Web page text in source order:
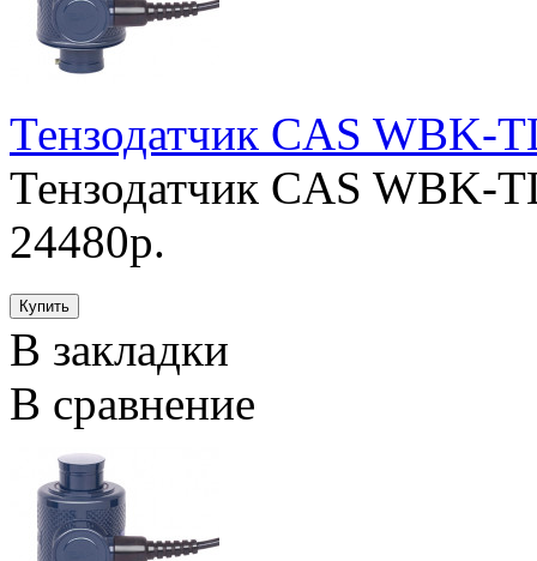
Тензодатчик CAS WBK-
Тензодатчик CAS WBK-
24480р.
В закладки
В сравнение